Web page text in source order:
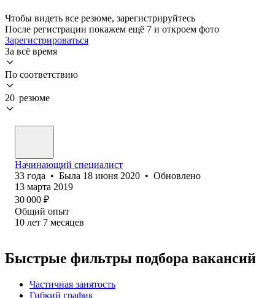
Чтобы видеть все резюме, зарегистрируйтесь
После регистрации покажем ещё 7 и откроем фото
Зарегистрироваться
За всё время
По соответствию
20 резюме
Начинающий специалист
33 года • Была 18 июня 2020 • Обновлено
13 марта 2019
30 000 ₽
Общий опыт
10 лет 7 месяцев
Быстрые фильтры подбора вакансий
Частичная занятость
Гибкий график